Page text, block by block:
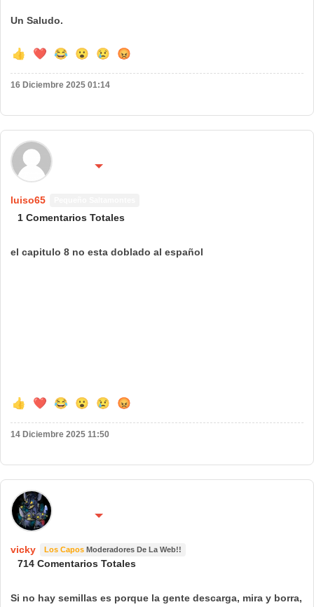
Un Saludo.
👍 ❤️ 😂 😮 😢 😡
16 Diciembre 2025 01:14
luiso65
1 Comentarios Totales
el capitulo 8 no esta doblado al español
👍 ❤️ 😂 😮 😢 😡
14 Diciembre 2025 11:50
vicky Los Capos Moderadores De La Web!!
714 Comentarios Totales
Si no hay semillas es porque la gente descarga, mira y borra,